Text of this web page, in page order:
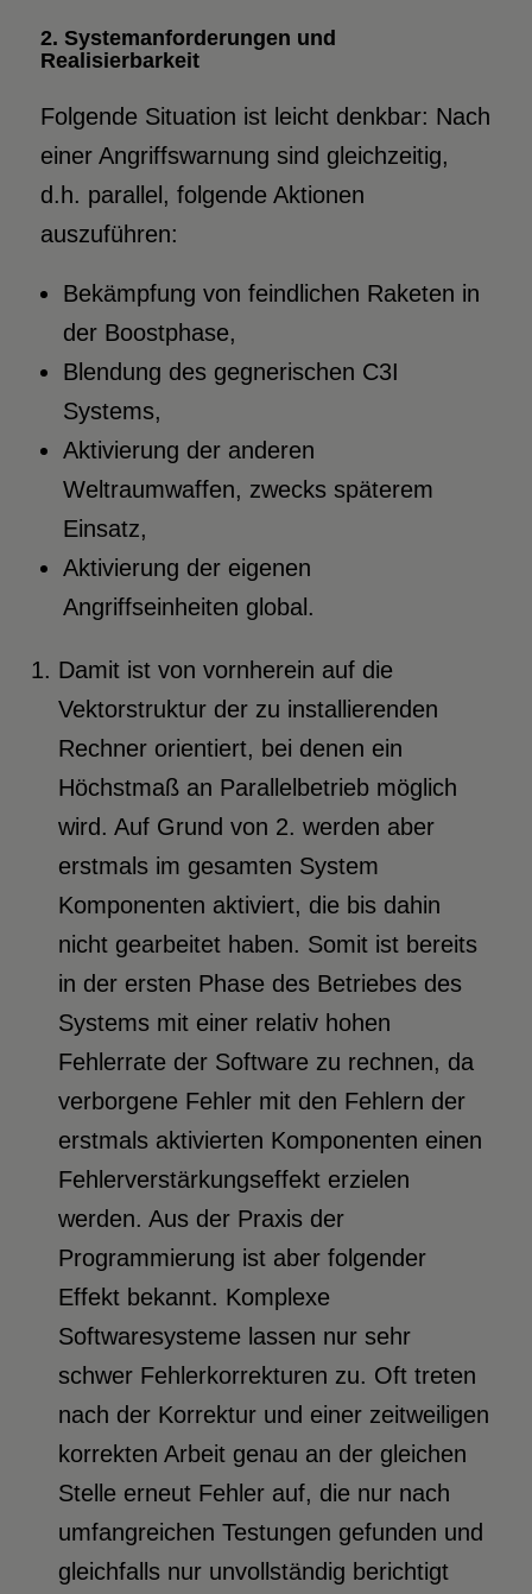
2. Systemanforderungen und
Realisierbarkeit
Folgende Situation ist leicht denkbar: Nach
einer Angriffswarnung sind gleichzeitig,
d.h. parallel, folgende Aktionen
auszuführen:
Bekämpfung von feindlichen Raketen in
der Boostphase,
Blendung des gegnerischen C3I
Systems,
Aktivierung der anderen
Weltraumwaffen, zwecks späterem
Einsatz,
Aktivierung der eigenen
Angriffseinheiten global.
Damit ist von vornherein auf die
Vektorstruktur der zu installierenden
Rechner orientiert, bei denen ein
Höchstmaß an Parallelbetrieb möglich
wird. Auf Grund von 2. werden aber
erstmals im gesamten System
Komponenten aktiviert, die bis dahin
nicht gearbeitet haben. Somit ist bereits
in der ersten Phase des Betriebes des
Systems mit einer relativ hohen
Fehlerrate der Software zu rechnen, da
verborgene Fehler mit den Fehlern der
erstmals aktivierten Komponenten einen
Fehlerverstärkungseffekt erzielen
werden. Aus der Praxis der
Programmierung ist aber folgender
Effekt bekannt. Komplexe
Softwaresysteme lassen nur sehr
schwer Fehlerkorrekturen zu. Oft treten
nach der Korrektur und einer zeitweiligen
korrekten Arbeit genau an der gleichen
Stelle erneut Fehler auf, die nur nach
umfangreichen Testungen gefunden und
gleichfalls nur unvollständig berichtigt